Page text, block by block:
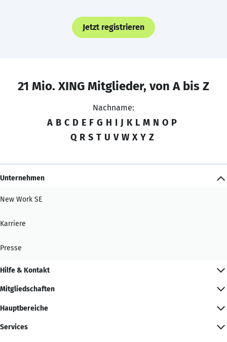
Jetzt registrieren
21 Mio. XING Mitglieder, von A bis Z
Nachname:
A B C D E F G H I J K L M N O P
Q R S T U V W X Y Z
Unternehmen
New Work SE
Karriere
Presse
Hilfe & Kontakt
Mitgliedschaften
Hauptbereiche
Services